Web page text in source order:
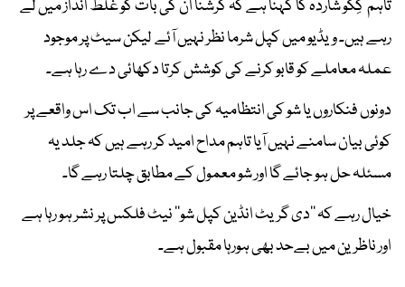
تاہم کِکو شاردہ کا کہنا ہے کہ کرشنا ان کی بات کو غلط انداز میں لے
رہے ہیں۔ ویڈیو میں کپل شرما نظر نہیں آئے لیکن سیٹ پر موجود
عملہ معاملے کو قابو کرنے کی کوشش کرتا دکھائی دے رہا ہے۔
دونوں فنکاروں یا شو کی انتظامیہ کی جانب سے اب تک اس واقعے پر
کوئی بیان سامنے نہیں آیا تاہم مداح امید کر رہے ہیں کہ جلد یہ
مسئلہ حل ہو جائے گا اور شو معمول کے مطابق چلتا رہے گا۔
خیال رہے کہ ’’دی گریٹ انڈین کپل شو‘‘ نیٹ فلکس پر نشر ہو رہا ہے
اور ناظرین میں بےحد بھی ہورہا مقبول ہے۔